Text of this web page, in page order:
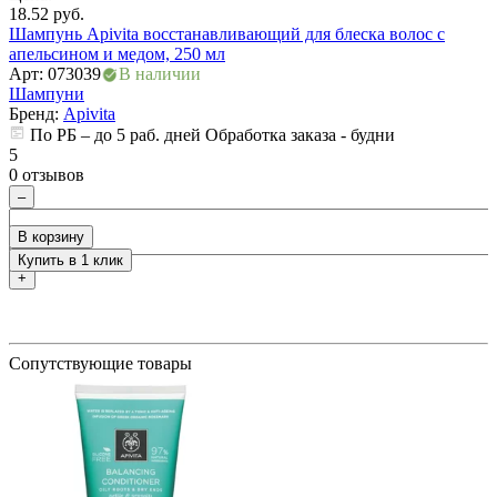
18.52 руб.
Шампунь Apivita восстанавливающий для блеска волос с
апельсином и медом, 250 мл
Арт: 073039
В наличии
Шампуни
Бренд: Apivita
По РБ – до 5 раб. дней Обработка заказа - будни
5
0 отзывов
–
+
В корзину
Купить в 1 клик
Сопутствующие товары